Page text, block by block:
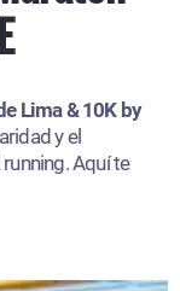
Lima & 10K by
y el
Aquí te